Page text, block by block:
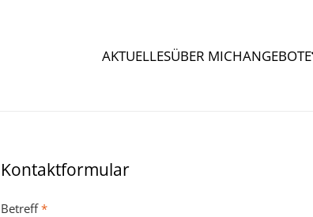
AKTUELLESÜBER MICHANGEBOTE
Kontaktformular
Betreff*